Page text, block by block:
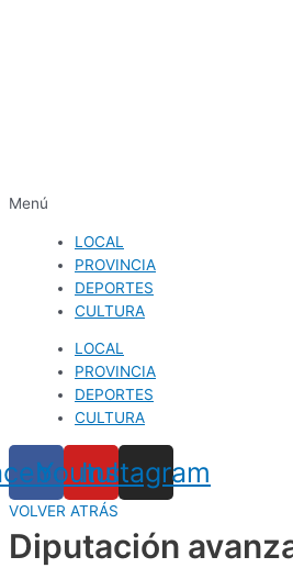
Menú
LOCAL
PROVINCIA
DEPORTES
CULTURA
LOCAL
PROVINCIA
DEPORTES
CULTURA
Youtube
Instagram
VOLVER ATRÁS
Diputación